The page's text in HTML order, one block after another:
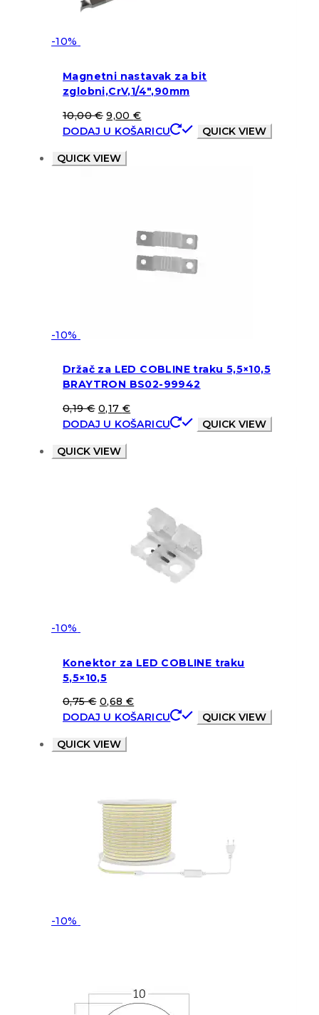
-10%
Magnetni nastavak za bit
zglobni,CrV,1/4″,90mm
10,00€ 9,00€
DODAJ U KOŠARICU
QUICK VIEW
QUICK VIEW
-10%
Držač za LED COBLINE traku 5,5×10,5
BRAYTRON BS02-99942
0,19€ 0,17 €
DODAJ U KOŠARICU
QUICK VIEW
QUICK VIEW
-10%
Konektor za LED COBLINE traku
5,5×10,5
0,75€ 0,68 €
DODAJ U KOŠARICU
QUICK VIEW
QUICK VIEW
-10%